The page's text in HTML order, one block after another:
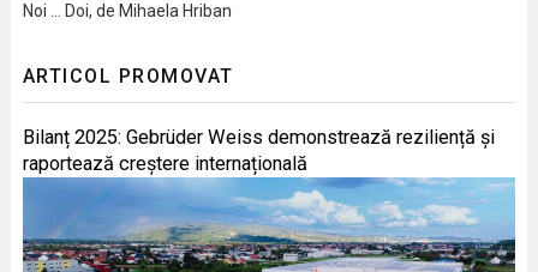
Noi … Doi, de Mihaela Hriban
ARTICOL PROMOVAT
Bilanț 2025: Gebrüder Weiss demonstrează reziliență și
raportează creștere internațională